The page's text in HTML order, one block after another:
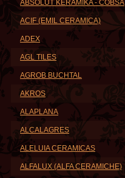
ABSOLUT KERAMIKA - COBSA
ACIF (EMIL CERAMICA)
ADEX
AGL TILES
AGROB BUCHTAL
AKROS
ALAPLANA
ALCALAGRES
ALELUIA CERAMICAS
ALFALUX (ALFA CERAMICHE)